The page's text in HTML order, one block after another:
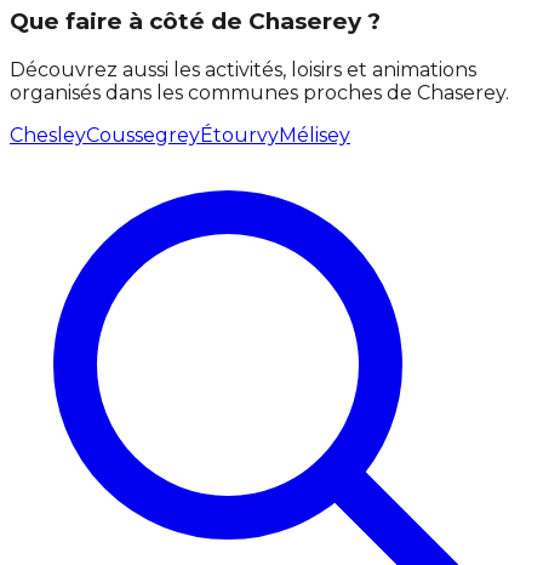
Que faire à côté de Chaserey ?
Découvrez aussi les activités, loisirs et animations
organisés dans les communes proches de Chaserey.
ChesleyCoussegreyÉtourvyMélisey